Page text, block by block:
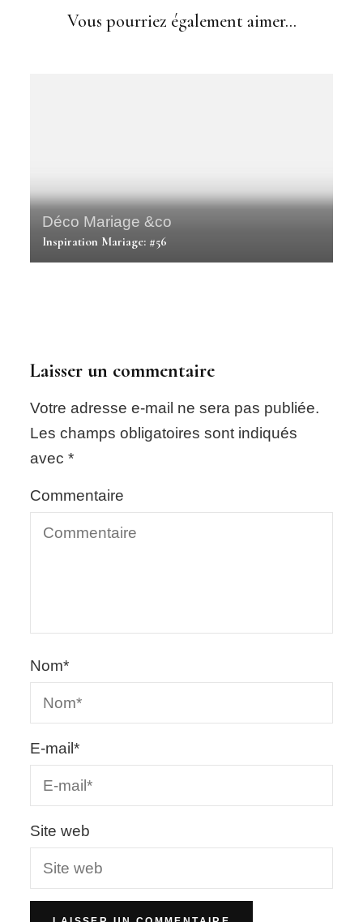
Vous pourriez également aimer...
Inspiration Mariage #6
Déco Mariage &co
Inspiration Mariage: #56
Déco Mariage &co
Inspiration mariage #14
Laisser un commentaire
Votre adresse e-mail ne sera pas publiée.
Les champs obligatoires sont indiqués
avec*
Commentaire
Nom*
E-mail*
Site web